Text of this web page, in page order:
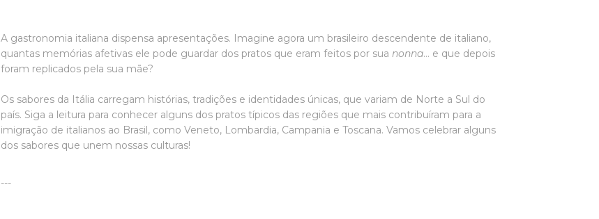
A gastronomia italiana dispensa apresentações. Imagine agora um brasileiro descendente de italiano,
quantas memórias afetivas ele pode guardar dos pratos que eram feitos por suanonna… e que depois
foram replicados pela sua mãe?
Os sabores da Itália carregam histórias, tradições e identidades únicas, que variam de Norte a Sul do
país. Siga a leitura para conhecer alguns dos pratos típicos das regiões que mais contribuíram para a
imigração de italianos ao Brasil, como Veneto, Lombardia, Campania e Toscana. Vamos celebrar alguns
dos sabores que unem nossas culturas!
---